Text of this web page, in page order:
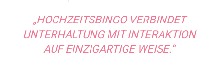
„HOCHZEITSBINGO VERBINDET
UNTERHALTUNG MIT INTERAKTION
AUF EINZIGARTIGE WEISE.“